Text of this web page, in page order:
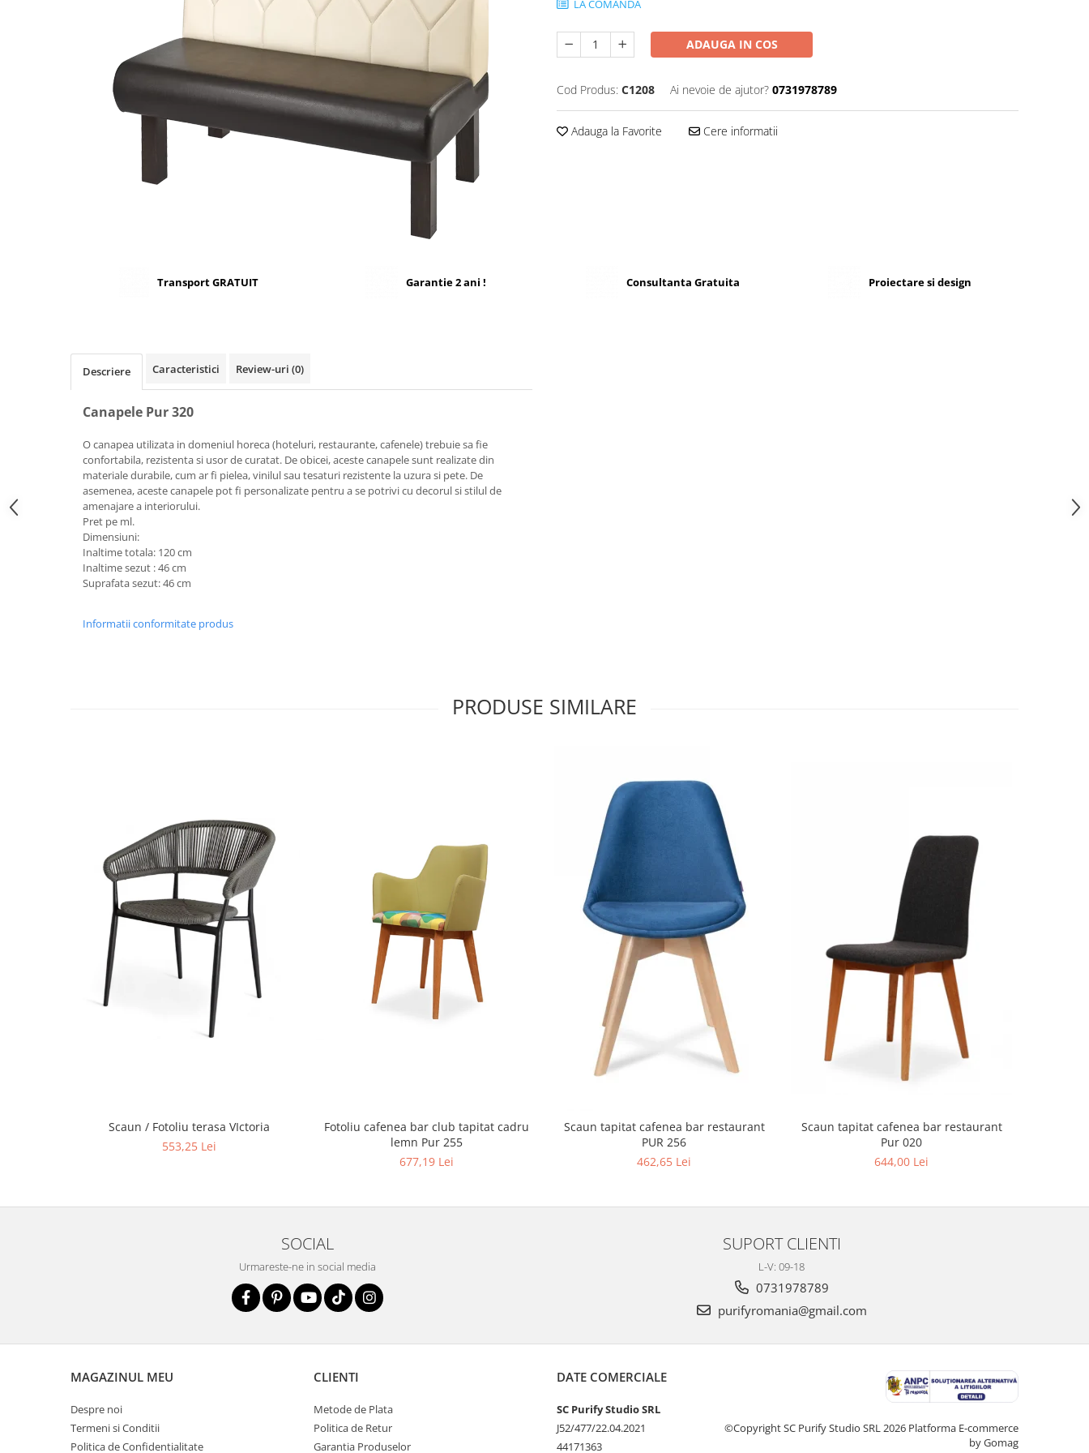
Sezlonguri si Baldachine
Scaune Inalte De Bar
LA COMANDA
ADAUGA IN COS
Cod Produs: C1208 Ai nevoie de ajutor? 0731978789
Adauga la Favorite Cere informatii
Transport GRATUIT Garantie 2 ani ! Consultanta Gratuita Proiectare si design
Descriere Caracteristici Review-uri (0)
Canapele Pur 320
O canapea utilizata in domeniul horeca (hoteluri, restaurante, cafenele) trebuie sa fie
confortabila, rezistenta si usor de curatat. De obicei, aceste canapele sunt realizate din
materiale durabile, cum ar fi pielea, vinilul sau tesaturi rezistente la uzura si pete. De
asemenea, aceste canapele pot fi personalizate pentru a se potrivi cu decorul si stilul de
amenajare a interiorului.
Pret pe ml.
Dimensiuni:
Inaltime totala: 120 cm
Inaltime sezut : 46 cm
Suprafata sezut: 46 cm
Informatii conformitate produs
PRODUSE SIMILARE
Scaun / Fotoliu terasa VIctoria
553,25 Lei
Fotoliu cafenea bar club tapitat cadru
lemn Pur 255
677,19 Lei
Scaun tapitat cafenea bar restaurant
PUR 256
462,65 Lei
Scaun tapitat cafenea bar restaurant
Pur 020
644,00 Lei
SOCIAL
Urmareste-ne in social media
SUPORT CLIENTI
L-V: 09-18
0731978789
purifyromania@gmail.com
MAGAZINUL MEU
Despre noi
Termeni si Conditii
Politica de Confidentialitate
CLIENTI
Metode de Plata
Politica de Retur
Garantia Produselor
DATE COMERCIALE
SC Purify Studio SRL
J52/477/22.04.2021
44171363
©Copyright SC Purify Studio SRL 2026 Platforma E-commerce
by Gomag